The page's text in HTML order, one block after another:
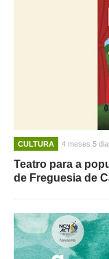
CULTURA 4 meses 5
Teatro para a
de Freguesia de